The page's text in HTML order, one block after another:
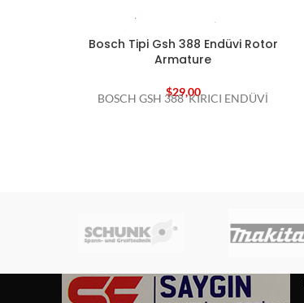
Bosch Tipi Gsh 388 Endüvi Rotor
Armature
$29,00
BOSCH GSH 388 KIRICI ENDÜVİ